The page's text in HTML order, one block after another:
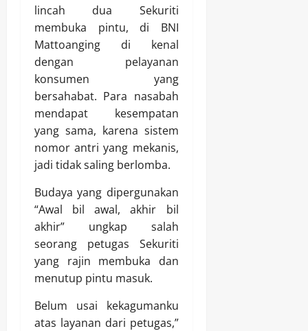
lincah dua Sekuriti
membuka pintu, di BNI
Mattoanging di kenal
dengan pelayanan
konsumen yang
bersahabat. Para nasabah
mendapat kesempatan
yang sama, karena sistem
nomor antri yang mekanis,
jadi tidak saling berlomba.
Budaya yang dipergunakan
“Awal bil awal, akhir bil
akhir” ungkap salah
seorang petugas Sekuriti
yang rajin membuka dan
menutup pintu masuk.
Belum usai kekagumanku
atas layanan dari petugas,”